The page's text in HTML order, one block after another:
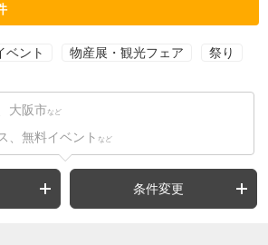
ベント 物産展・観光フェア 祭り
大阪市 など
、無料イベント など
条件変更